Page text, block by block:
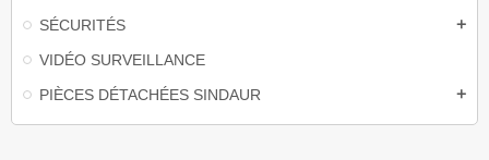
SÉCURITÉS add
VIDÉO SURVEILLANCE
PIÈCES DÉTACHÉES SINDAUR
add